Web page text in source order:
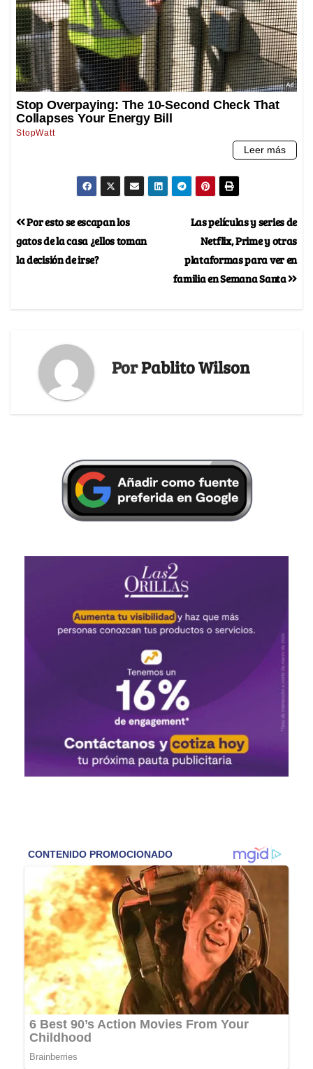
Las películas y series de
Netflix, Prime y otras
plataformas para ver en
familia en Semana Santa
Por esto se escapan los
gatos de la casa ¿ellos toman
la decisión de irse?
PorPablito Wilson